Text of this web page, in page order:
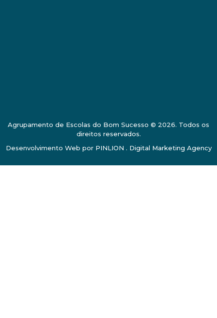
Agrupamento de Escolas do Bom Sucesso © 2026. Todos os
direitos reservados.
Desenvolvimento Web por PINLION . Digital Marketing Agency